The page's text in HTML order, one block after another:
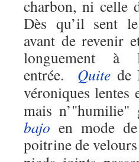
charbon, ni celle
Dès qu’il sent
avant de revenir
longuement à
entrée. Quite de
véroniques lentes
mais
bajo en mode de
poitrine de